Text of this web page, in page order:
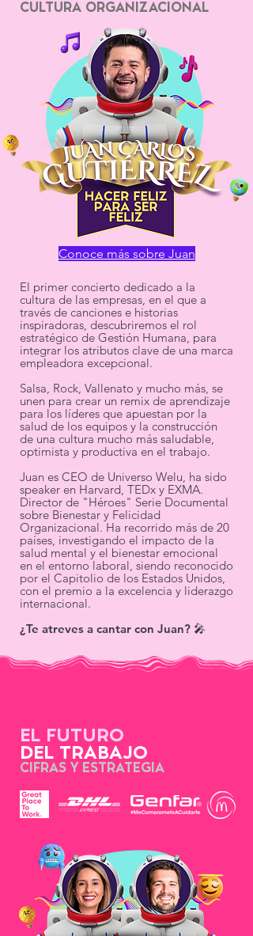
CULTURA ORGANIZACIONAL
Conoce más sobre Juan
El primer concierto dedicado a la
cultura de las empresas, en el que a
través de canciones e historias
inspiradoras, descubriremos el rol
estratégico de Gestión Humana, para
integrar los atributos clave de una marca
empleadora excepcional.
Salsa, Rock, Vallenato y mucho más, se
unen para crear un remix de aprendizaje
para los líderes que apuestan por la
salud de los equipos y la construcción
de una cultura mucho más saludable,
optimista y productiva en el trabajo.
Juan es CEO de Universo Welu, ha sido
speaker en Harvard, TEDx y EXMA.
Director de "Héroes" Serie Documental
sobre Bienestar y Felicidad
Organizacional. Ha recorrido más de 20
países, investigando el impacto de la
salud mental y el bienestar emocional
en el entorno laboral, siendo reconocido
por el Capitolio de los Estados Unidos,
con el premio a la excelencia y liderazgo
internacional.
¿Te atreves a cantar con Juan? 🎤
EL FUTURO
DEL TRABAJO
CIFRAS Y ESTRATEGIA